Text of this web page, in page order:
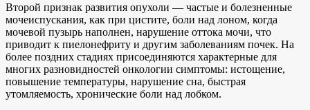
Второй признак развития опухоли — частые и болезненные
мочеиспускания, как при цистите, боли над лоном, когда
мочевой пузырь наполнен, нарушение оттока мочи, что
приводит к пиелонефриту и другим заболеваниям почек. На
более поздних стадиях присоединяются характерные для
многих разновидностей онкологии симптомы: истощение,
повышение температуры, нарушение сна, быстрая
утомляемость, хронические боли над лобком.